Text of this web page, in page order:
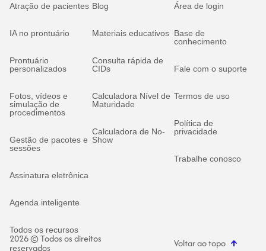
Atração de pacientes
IA no prontuário
Prontuário
personalizados
Fotos, vídeos e
simulação de
procedimentos
Gestão de pacotes e
sessões
Assinatura eletrônica
Agenda inteligente
Todos os recursos
Blog
Materiais educativos
Consulta rápida de
CIDs
Calculadora Nível de
Maturidade
Calculadora de No-
Show
Área de login
Base de
conhecimento
Fale com o suporte
Termos de uso
Política de
privacidade
Trabalhe conosco
2026 © Todos os direitos
reservados Voltar ao topo